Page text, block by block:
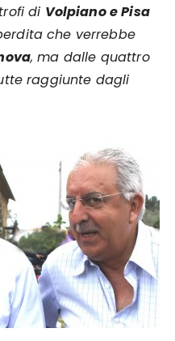
di Volpiano e Pisa
che verrebbe
, ma dalle quattro
raggiunte dagli